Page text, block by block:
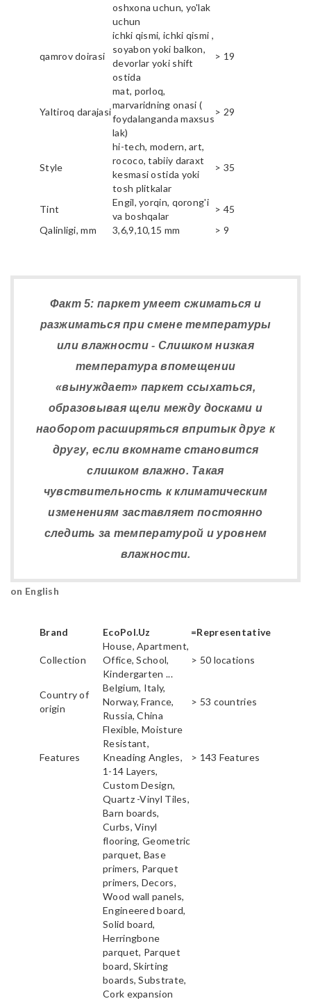
oshxona uchun, yo'lak
uchun
qamrov doirasi
ichki qismi, ichki qismi ,
soyabon yoki balkon,
devorlar yoki shift
ostida
> 19
Yaltiroq darajasi
mat, porloq,
marvaridning onasi (
foydalanganda maxsus
lak)
> 29
Style
hi-tech, modern, art,
rococo, tabiiy daraxt
kesmasi ostida yoki
tosh plitkalar
> 35
Tint
Engil, yorqin, qorong'i
va boshqalar
> 45
Qalinligi, mm
3,6,9,10,15 mm > 9
Факт 5: паркет умеет сжиматься и
разжиматься при смене температуры
или влажности - Слишком низкая
температура впомещении
«вынуждает» паркет ссыхаться,
образовывая щели между досками и
наоборот расширяться впритык друг к
другу, если вкомнате становится
слишком влажно. Такая
чувствительность к климатическим
изменениям заставляет постоянно
следить за температурой и уровнем
влажности.
on English
Brand EcoPol.Uz =Representative
Collection
House, Apartment,
Office, School,
Kindergarten ...
> 50 locations
Country of
origin
Belgium, Italy,
Norway, France,
Russia, China
> 53 countries
Features
Flexible, Moisture
Resistant,
Kneading Angles,
1-14 Layers,
Custom Design,
> 143 Features
Quartz -Vinyl Tiles,
Barn boards,
Curbs, Vinyl
flooring, Geometric
parquet, Base
primers, Parquet
primers, Decors,
Wood wall panels,
Engineered board,
Solid board,
Herringbone
parquet, Parquet
board, Skirting
boards, Substrate,
Cork expansion